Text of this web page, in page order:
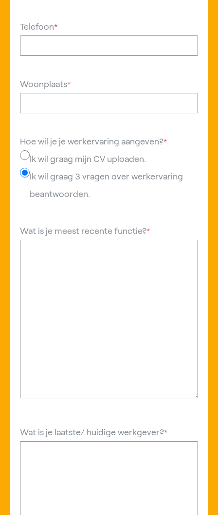
Telefoon*
Woonplaats*
Hoe wil je je werkervaring aangeven?*
Ik wil graag mijn CV uploaden.
Ik wil graag 3 vragen over werkervaring
beantwoorden.
Wat is je meest recente functie?*
Wat is je laatste/ huidige werkgever?*